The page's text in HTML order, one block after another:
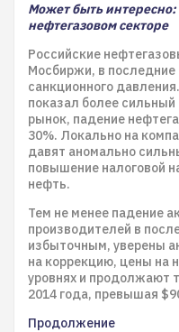
Может быть интересно:
нефтегазовом секторе
Российские
Мосбиржи, в
санкционного
показал более
рынок, падение
30%. Локально на
давят аномально
повышение налоговой
нефть.
Тем не менее падение
производителей в
избыточным, уверены
на коррекцию, цены на
уровнях и продолжают
2014 года, превышая
Продолжение